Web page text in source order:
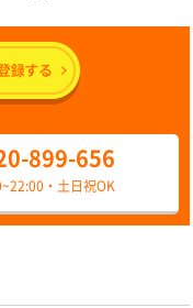
899-656
・土日祝OK